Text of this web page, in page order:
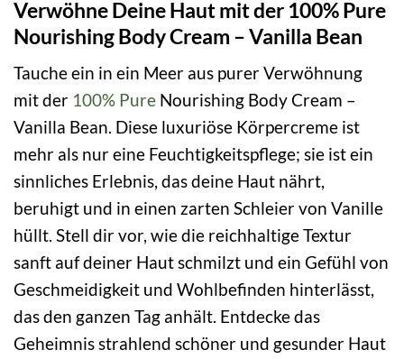
Verwöhne Deine Haut mit der 100% Pure
Nourishing Body Cream – Vanilla Bean
Tauche ein in ein Meer aus purer Verwöhnung
mit der 100% Pure Nourishing Body Cream –
Vanilla Bean. Diese luxuriöse Körpercreme ist
mehr als nur eine Feuchtigkeitspflege; sie ist ein
sinnliches Erlebnis, das deine Haut nährt,
beruhigt und in einen zarten Schleier von Vanille
hüllt. Stell dir vor, wie die reichhaltige Textur
sanft auf deiner Haut schmilzt und ein Gefühl von
Geschmeidigkeit und Wohlbefinden hinterlässt,
das den ganzen Tag anhält. Entdecke das
Geheimnis strahlend schöner und gesunder Haut